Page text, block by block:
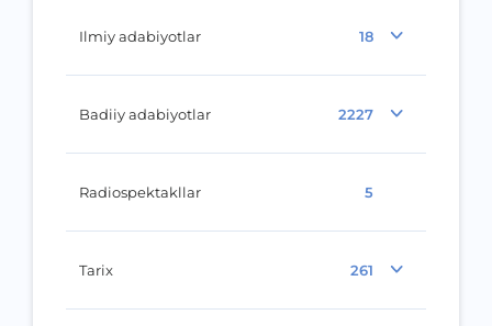
Ilmiy adabiyotlar 18
Badiiy adabiyotlar 2227
Radiospektakllar 5
Tarix 261